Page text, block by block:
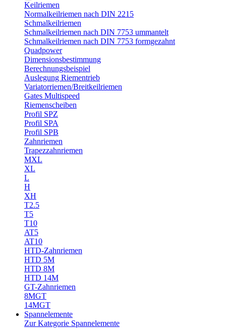
Keilriemen
Normalkeilriemen nach DIN 2215
Schmalkeilriemen
Schmalkeilriemen nach DIN 7753 ummantelt
Schmalkeilriemen nach DIN 7753 formgezahnt
Quadpower
Dimensionsbestimmung
Berechnungsbeispiel
Auslegung Riementrieb
Variatorriemen/Breitkeilriemen
Gates Multispeed
Riemenscheiben
Profil SPZ
Profil SPA
Profil SPB
Zahnriemen
Trapezzahnriemen
MXL
XL
L
H
XH
T2.5
T5
T10
AT5
AT10
HTD-Zahnriemen
HTD 5M
HTD 8M
HTD 14M
GT-Zahnriemen
8MGT
14MGT
Spannelemente
Zur Kategorie Spannelemente